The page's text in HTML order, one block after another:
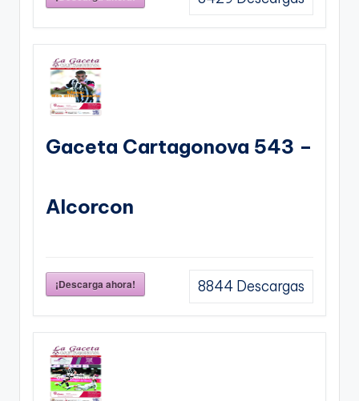
Gaceta Cartagonova 543 –
Alcorcon
¡Descarga ahora! 8844 Descargas